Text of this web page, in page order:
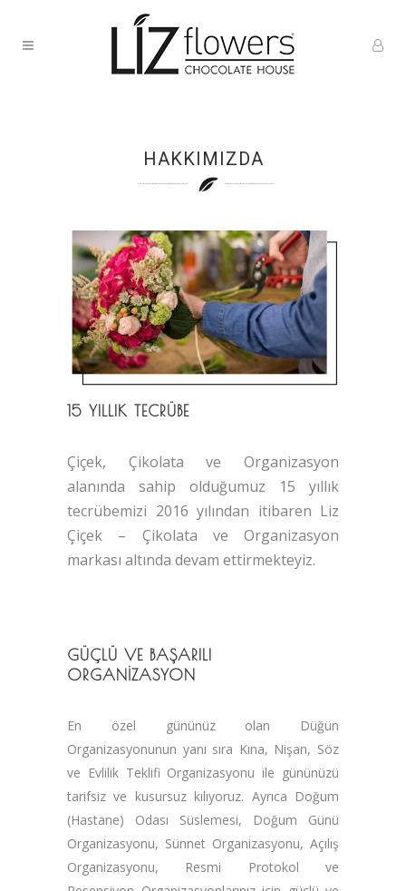
HAKKIMIZDA
15 YILLIK TECRÜBE
Çiçek, Çikolata ve Organizasyon
alanında sahip olduğumuz 15 yıllık
tecrübemizi 2016 yılından itibaren Liz
Çiçek – Çikolata ve Organizasyon
markası altında devam ettirmekteyiz.
GÜÇLÜ VE BAŞARILI
ORGANİZASYON
En özel gününüz olan Düğün
Organizasyonunun yanı sıra Kına, Nişan, Söz
ve Evlilik Teklifi Organizasyonu ile gününüzü
tarifsiz ve kusursuz kılıyoruz. Ayrıca Doğum
(Hastane) Odası Süslemesi, Doğum Günü
Organizasyonu, Sünnet Organizasyonu, Açılış
Organizasyonu, Resmi Protokol ve